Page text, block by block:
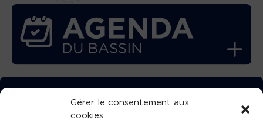
Gérer le consentement aux
cookies
TÉLÉCHARGEZ GRATUITEMENT